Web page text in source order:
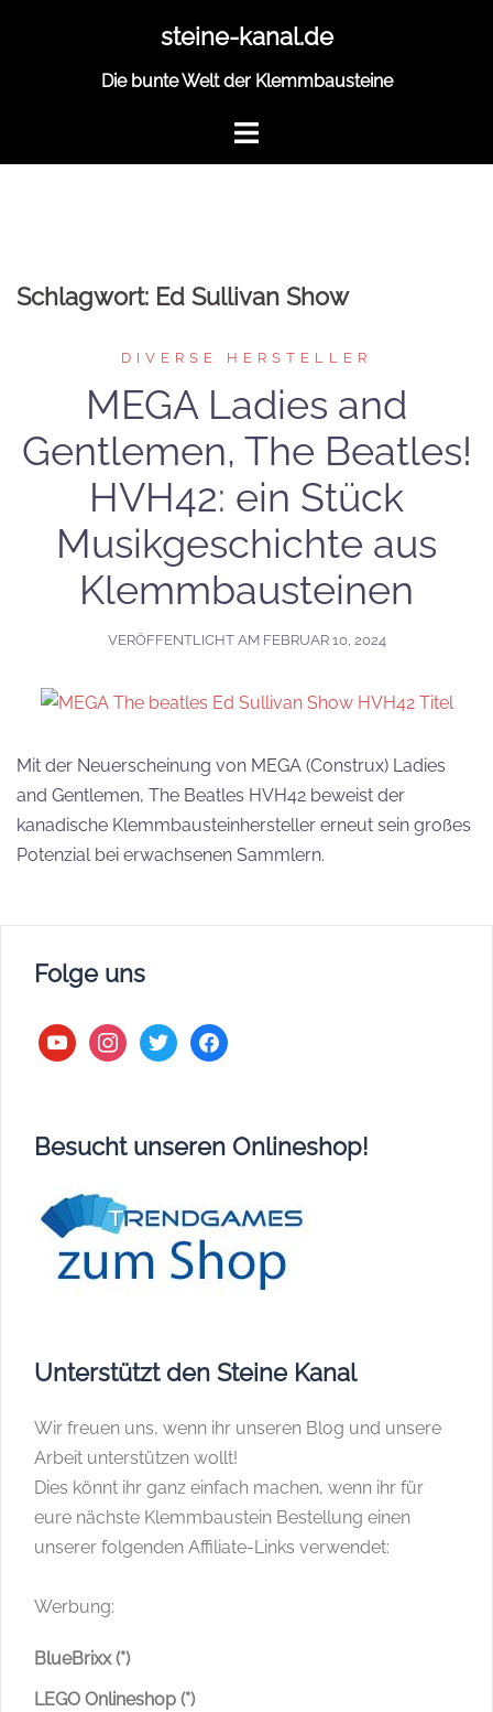
steine-kanal.de
Die bunte Welt der Klemmbausteine
Schlagwort: Ed Sullivan Show
DIVERSE HERSTELLER
MEGA Ladies and
Gentlemen, The Beatles!
HVH42: ein Stück
Musikgeschichte aus
Klemmbausteinen
VERÖFFENTLICHT AM FEBRUAR 10, 2024
Mit der Neuerscheinung von MEGA (Construx) Ladies
and Gentlemen, The Beatles HVH42 beweist der
kanadische Klemmbausteinhersteller erneut sein großes
Potenzial bei erwachsenen Sammlern.
Folge uns
youtubeinstagram
twitter facebook
Besucht unseren Onlineshop!
Unterstützt den Steine Kanal
Wir freuen uns, wenn ihr unseren Blog und unsere
Arbeit unterstützen wollt!
Dies könnt ihr ganz einfach machen, wenn ihr für
eure nächste Klemmbaustein Bestellung einen
unserer folgenden Affiliate-Links verwendet:
Werbung:
BlueBrixx (*)
LEGO Onlineshop (*)